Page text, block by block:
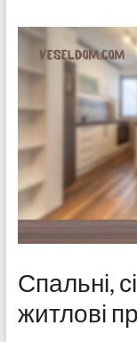
Спальні,
житлові